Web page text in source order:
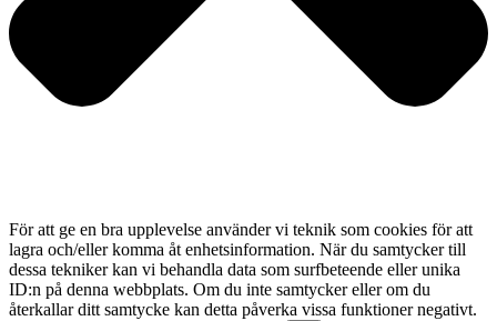
För att ge en bra upplevelse använder vi teknik som cookies för att
lagra och/eller komma åt enhetsinformation. När du samtycker till
dessa tekniker kan vi behandla data som surfbeteende eller unika
ID:n på denna webbplats. Om du inte samtycker eller om du
återkallar ditt samtycke kan detta påverka vissa funktioner negativt.